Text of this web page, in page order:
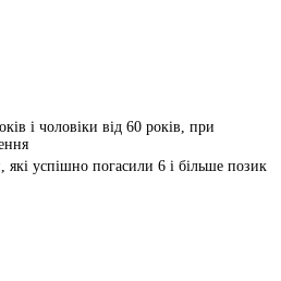
і чоловіки від 60 років, при
які успішно погасили 6 і більше позик